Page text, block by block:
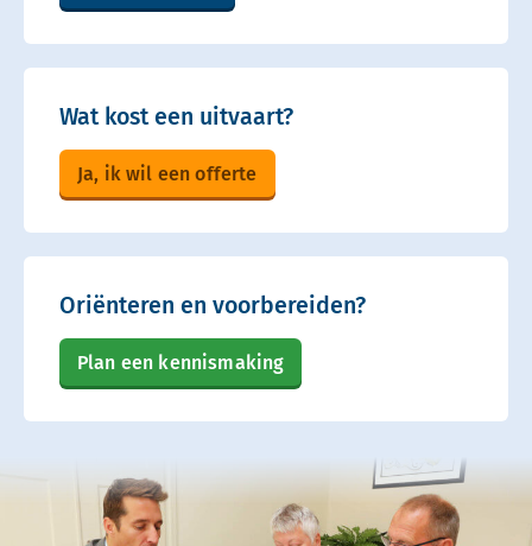
Wat kost een uitvaart?
Ja, ik wil een offerte
Oriënteren en voorbereiden?
Plan een kennismaking